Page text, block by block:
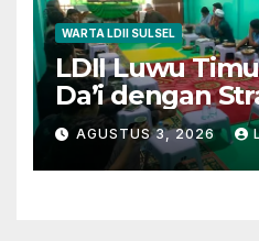
WARTA LDII SULSEL
LDII Luwu
Da’i dengan
dan
Wujudkan
AGUSTUS 3, 2026